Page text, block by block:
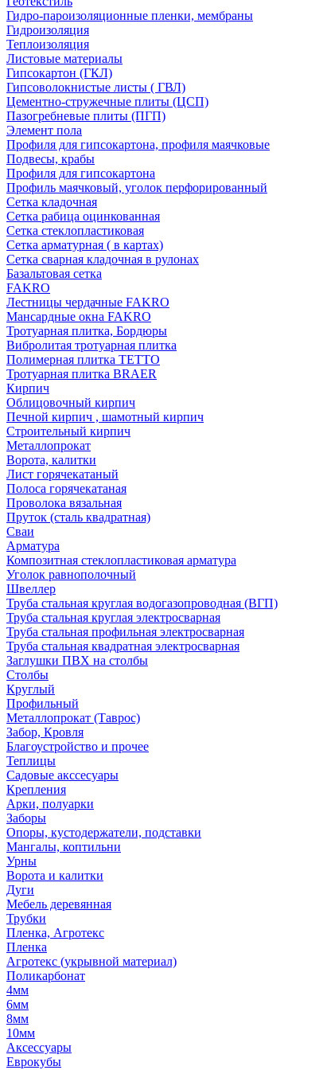
Гидро-пароизоляционные пленки, мембраны
Гидроизоляция
Теплоизоляция
Листовые материалы
Гипсокартон (ГКЛ)
Гипсоволокнистые листы ( ГВЛ)
Цементно-стружечные плиты (ЦСП)
Пазогребневые плиты (ПГП)
Элемент пола
Профиля для гипсокартона, профиля маячковые
Подвесы, крабы
Профиля для гипсокартона
Профиль маячковый, уголок перфорированный
Сетка кладочная
Сетка рабица оцинкованная
Сетка стеклопластиковая
Сетка арматурная ( в картах)
Сетка сварная кладочная в рулонах
Базальтовая сетка
FAKRO
Лестницы чердачные FAKRO
Мансардные окна FAKRO
Тротуарная плитка, Бордюры
Вибролитая тротуарная плитка
Полимерная плитка TETTO
Тротуарная плитка BRAER
Кирпич
Облицовочный кирпич
Печной кирпич , шамотный кирпич
Строительный кирпич
Металлопрокат
Ворота, калитки
Лист горячекатаный
Полоса горячекатаная
Проволока вязальная
Пруток (сталь квадратная)
Сваи
Арматура
Композитная стеклопластиковая арматура
Уголок равнополочный
Швеллер
Труба стальная круглая водогазопроводная (ВГП)
Труба стальная круглая электросварная
Труба стальная профильная электросварная
Труба стальная квадратная электросварная
Заглушки ПВХ на столбы
Столбы
Круглый
Профильный
Металлопрокат (Таврос)
Забор, Кровля
Благоустройство и прочее
Теплицы
Садовые акссесуары
Крепления
Арки, полуарки
Заборы
Опоры, кустодержатели, подставки
Мангалы, коптильни
Урны
Ворота и калитки
Дуги
Мебель деревянная
Трубки
Пленка, Агротекс
Пленка
Агротекс (укрывной материал)
Поликарбонат
4мм
6мм
8мм
10мм
Аксессуары
Еврокубы